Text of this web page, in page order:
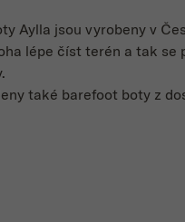
Aylla jsou vyrobeny v
lépe číst terén a tak se
také barefoot boty z